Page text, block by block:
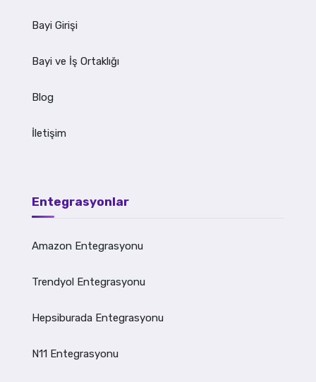
Bayi Girişi
Bayi ve İş Ortaklığı
Blog
İletişim
Entegrasyonlar
Amazon Entegrasyonu
Trendyol Entegrasyonu
Hepsiburada Entegrasyonu
N11 Entegrasyonu